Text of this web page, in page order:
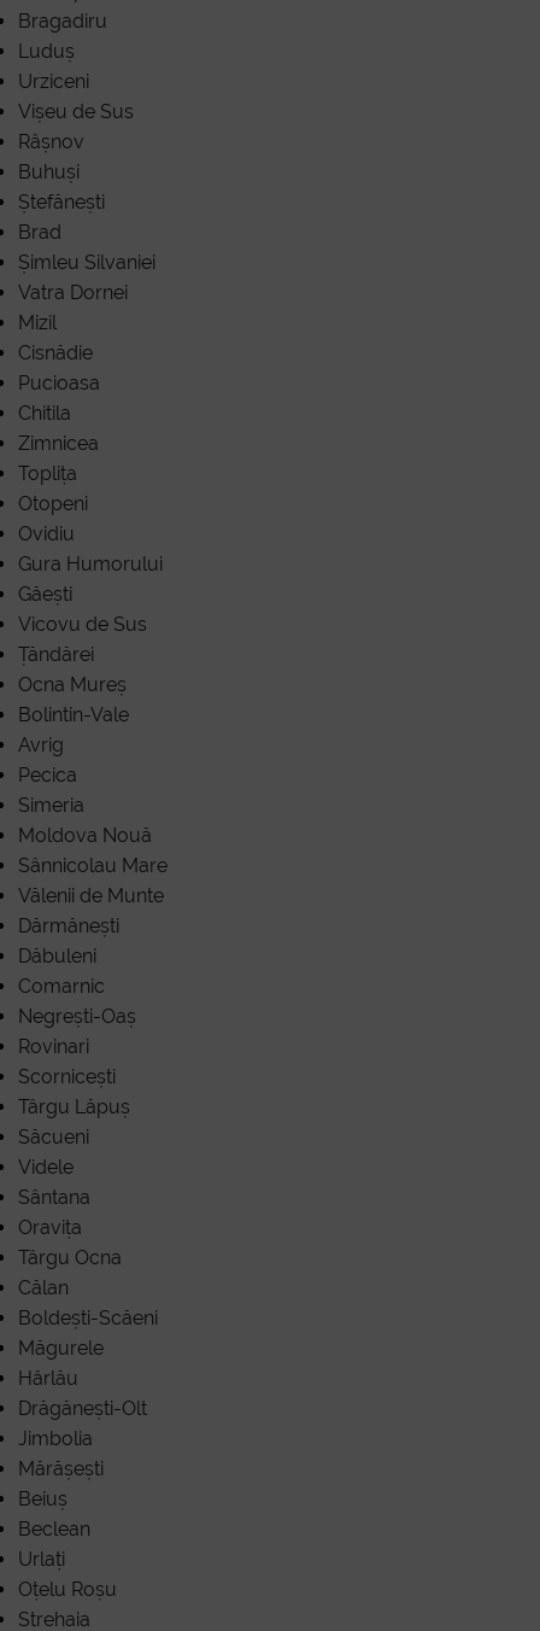
Bragadiru
Luduș
Urziceni
Vișeu de Sus
Râșnov
Buhuși
Ștefănești
Brad
Șimleu Silvaniei
Vatra Dornei
Mizil
Cisnădie
Pucioasa
Chitila
Zimnicea
Toplița
Otopeni
Ovidiu
Gura Humorului
Găești
Vicovu de Sus
Țăndărei
Ocna Mureș
Bolintin-Vale
Avrig
Pecica
Simeria
Moldova Nouă
Sânnicolau Mare
Vălenii de Munte
Dărmănești
Dăbuleni
Comarnic
Negrești-Oaș
Rovinari
Scornicești
Târgu Lăpuș
Săcueni
Videle
Sântana
Oravița
Târgu Ocna
Călan
Boldești-Scăeni
Măgurele
Hârlău
Drăgănești-Olt
Jimbolia
Mărășești
Beiuș
Beclean
Urlați
Oțelu Roșu
Strehaia